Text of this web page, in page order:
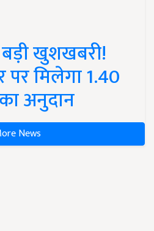
खुशखबरी!
पर मिलेगा 1.40
अनुदान
News